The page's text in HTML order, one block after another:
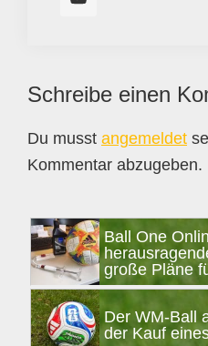
Leser-
Interaktionen
Schreibe einen
Du musst angemeldet
Kommentar abzugeben.
Seitenspalte
Ball One
große Pläne
Der WM-Ball
der Kauf